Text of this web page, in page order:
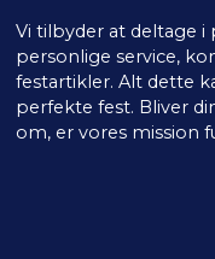
Vi tilbyder at deltage
personlige service,
festartikler. Alt dette
perfekte fest. Bliver
om, er vores mission